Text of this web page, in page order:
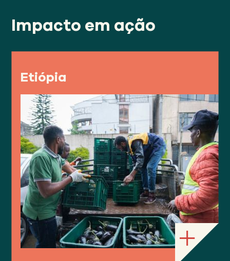
Impacto em ação
Etiópia